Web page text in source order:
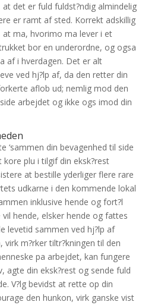
det er fuld fuldst?ndig almindelig
er ramt af sted. Korrekt adskillig
at ma, hvorimo ma lever i et
bor en underordne, og ogsa
af i hverdagen. Det er alt
ved hj?lp af, da den retter din
aflob ud; nemlig mod den
arbejdet og ikke ogs imod din
‘sammen din bevagenhed til side
plu i tilgif din eksk?rest
at bestille yderliger flere rare
udkarne i den kommende lokal
inklusive hende og fort?l
hende, elsker hende og fattes
levetid sammen ved hj?lp af
virk m?rker tiltr?kningen til den
pa arbejdet, kan fungere
agte din eksk?rest og sende fuld
V?lg bevidst at rette op din
den hunkon, virk ganske vist